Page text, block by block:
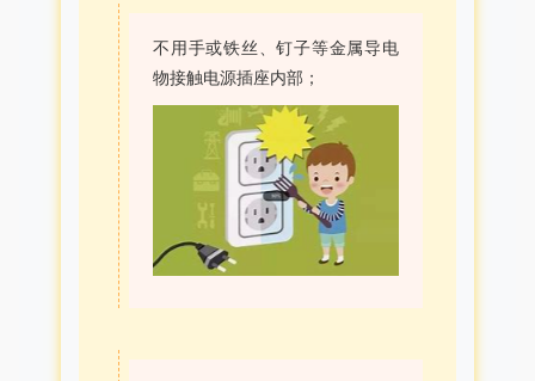
不用手或铁丝、钉子等金属导电
物接触电源插座内部；